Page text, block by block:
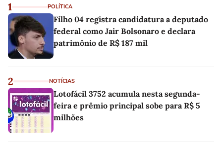
1 POLÍTICA
Filho 04 registra candidatura a deputado
federal como Jair Bolsonaro e declara
patrimônio de R$ 187 mil
2 NOTÍCIAS
Lotofácil 3752 acumula nesta segunda-
feira e prêmio principal sobe para R$ 5
milhões